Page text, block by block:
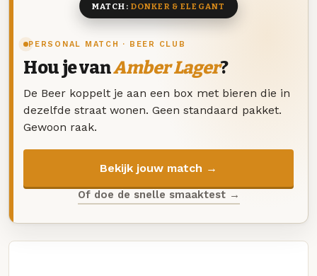
PERSONAL MATCH · BEER CLUB
Hou je vanAmber Lager?
De Beer koppelt je aan een box met bieren die in
dezelfde straat wonen. Geen standaard pakket.
Gewoon raak.
Bekijk jouw match →
Of doe de snelle smaaktest →
MATCH: DONKER & ELEGANT